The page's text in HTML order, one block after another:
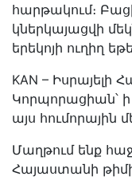
հարթակում։
կներկայացվի
երեկոյի ուղիղ
KAN – Իսրայելի
Կորպորացիան՝ ի
այս հումորային
Մաղթում ենք
Հայաստանի